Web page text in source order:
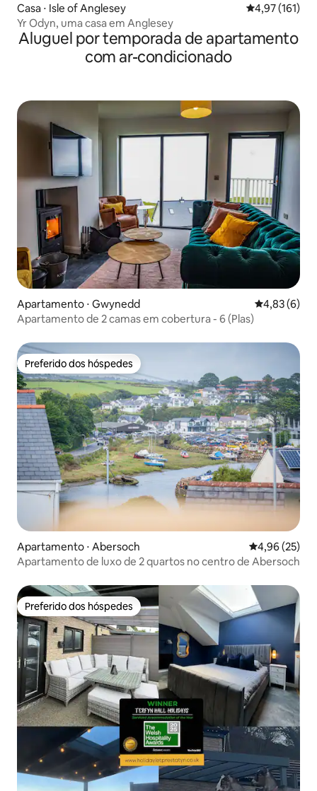
Casa ⋅ Isle of Anglesey 4,97 de uma
4,97 (161)
Yr Odyn, uma casa em Anglesey
Aluguel por temporada de apartamento
com ar-condicionado
Apartamento ⋅ Gwynedd 4,83 de uma
4,83 (6)
Apartamento de 2 camas em cobertura - 6 (Plas)
Preferido dos hóspedes
Preferido dos hóspedes
Apartamento ⋅ Abersoch 4,96 de uma
4,96 (25)
Apartamento de luxo de 2 quartos no centro de Abersoch
Preferido dos hóspedes
Preferido dos hóspedes